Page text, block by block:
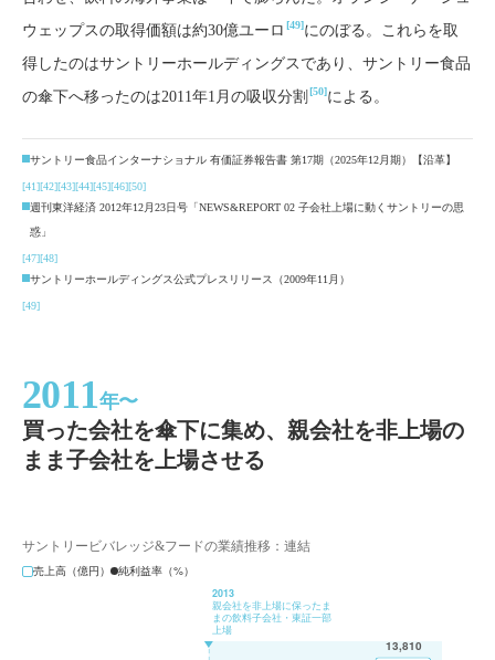
ウェップスの取得価額は約30億ユーロ [49]にのぼる。これらを取
得したのはサントリーホールディングスであり、サントリー食品
の傘下へ移ったのは2011年1月の吸収分割 [50]による。
サントリー食品インターナショナル 有価証券報告書 第17期（2025年12月期）【沿革】
[41][42][43][44][45][46][50]
週刊東洋経済 2012年12月23日号「NEWS&REPORT 02 子会社上場に動くサントリーの思
惑」
[47][48]
サントリーホールディングス公式プレスリリース（2009年11月）
[49]
2011年〜
買った会社を傘下に集め、親会社を非上場の
まま子会社を上場させる
サントリービバレッジ&フードの業績推移：連結
売上高（億円）
純利益率（%）